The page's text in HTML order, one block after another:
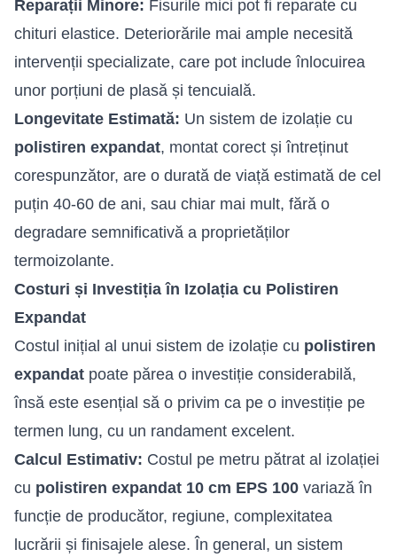
Reparații Minore: Fisurile mici pot fi reparate cu
chituri elastice. Deteriorările mai ample necesită
intervenții specializate, care pot include înlocuirea
unor porțiuni de plasă și tencuială.
Longevitate Estimată: Un sistem de izolație cu
polistiren expandat, montat corect și întreținut
corespunzător, are o durată de viață estimată de cel
puțin 40-60 de ani, sau chiar mai mult, fără o
degradare semnificativă a proprietăților
termoizolante.
Costuri și Investiția în Izolația cu Polistiren
Expandat
Costul inițial al unui sistem de izolație cu polistiren
expandat poate părea o investiție considerabilă,
însă este esențial să o privim ca pe o investiție pe
termen lung, cu un randament excelent.
Calcul Estimativ: Costul pe metru pătrat al izolației
cu polistiren expandat 10 cm EPS 100 variază în
funcție de producător, regiune, complexitatea
lucrării și finisajele alese. În general, un sistem